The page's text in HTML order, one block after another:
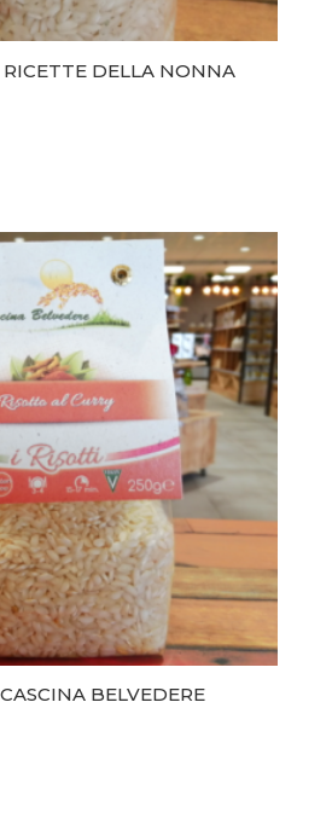
DELLA NONNA
BELVEDERE